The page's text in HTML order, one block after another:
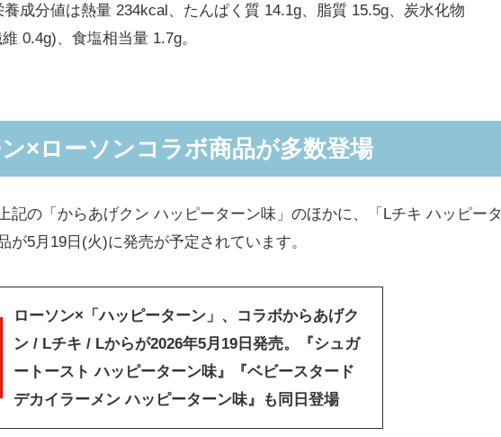
成分値は熱量 234kcal、たんぱく質 14.1g、脂質 15.5g、炭水化物
0.4g)、食塩相当量 1.7g。
×ローソンコラボ商品が多数登場
の「からあげクン ハッピーターン味」のほかに、「Lチキ ハッピータ
が5月19日(火)に発売が予定されています。
ローソン×「ハッピーターン」、コラボからあげク
ン / Lチキ / Lからが2026年5月19日発売。『シュガ
ートースト ハッピーターン味』『ベビースタード
デカイラーメン ハッピーターン味』も同日登場